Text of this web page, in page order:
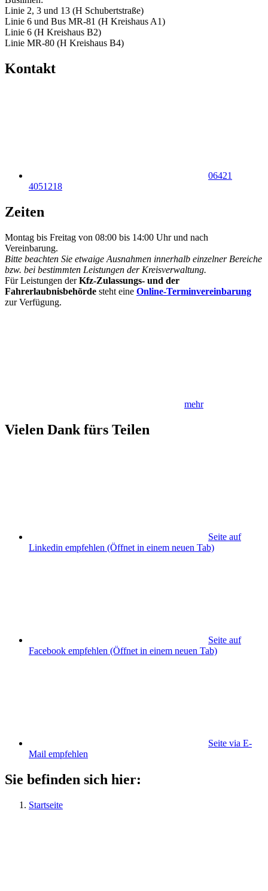
Linie 2, 3 und 13 (H Schubertstraße)
Linie 6 und Bus MR-81 (H Kreishaus A1)
Linie 6 (H Kreishaus B2)
Linie MR-80 (H Kreishaus B4)
Kontakt
06421
4051218
Zeiten
Montag bis Freitag von 08:00 bis 14:00 Uhr und nach
Vereinbarung.
Bitte beachten Sie etwaige Ausnahmen innerhalb einzelner Bereiche
bzw. bei bestimmten Leistungen der Kreisverwaltung.
Für Leistungen derKfz-Zulassungs- und der
Fahrerlaubnisbehörde steht eine Online-Terminvereinbarung
zur Verfügung.
mehr
Vielen Dank fürs Teilen
Seite auf
Linkedin empfehlen (Öffnet in einem neuen Tab)
Seite auf
Facebook empfehlen (Öffnet in einem neuen Tab)
Seite via E-
Mail empfehlen
Sie befinden sich hier:
Startseite